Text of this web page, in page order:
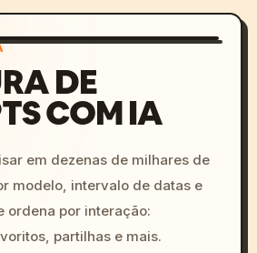
DE
COM IA
em dezenas de milhares de
modelo, intervalo de datas e
ordena por interação:
partilhas e mais.